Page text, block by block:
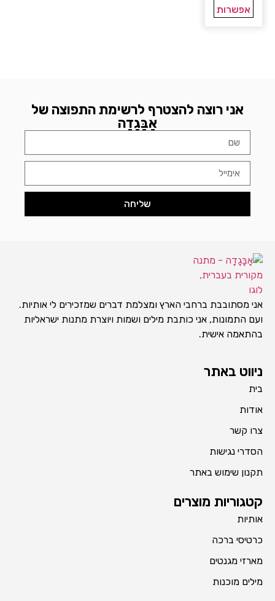
אפשרות
אני רוצה להצטרף לרשימת התפוצה של
אָבָּגָדָה
שליחה
אני מסתובבת ברחבי הארץ ומצלמת דברים שמזכירים לי אותיות.
ועם התמונות, אני כותבת מילים ושמות ויוצרת מתנות ישראליות
בהתאמה אישית.
ניווט באתר
בית
אודות
צרו קשר
הסדרי נגישות
תקנון שימוש באתר
קטגוריות מוצרים
אותיות
כרטיסי ברכה
מארזי מגנטים
מילים מוכנות